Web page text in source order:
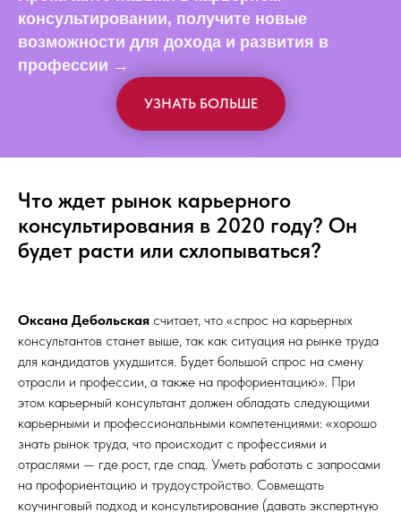
консультировании, получите новые
возможности для дохода и развития в
профессии →
УЗНАТЬ БОЛЬШЕ
Что ждет рынок карьерного
консультирования в 2020 году? Он
будет расти или схлопываться?
Оксана Дебольская считает, что «спрос на карьерных
консультантов станет выше, так как ситуация на рынке труда
для кандидатов ухудшится. Будет большой спрос на смену
отрасли и профессии, а также на профориентацию». При
этом карьерный консультант должен обладать следующими
карьерными и профессиональными компетенциями: «хорошо
знать рынок труда, что происходит с профессиями и
отраслями — где рост, где спад. Уметь работать с запросами
на профориентацию и трудоустройство. Совмещать
коучинговый подход и консультирование (давать экспертную